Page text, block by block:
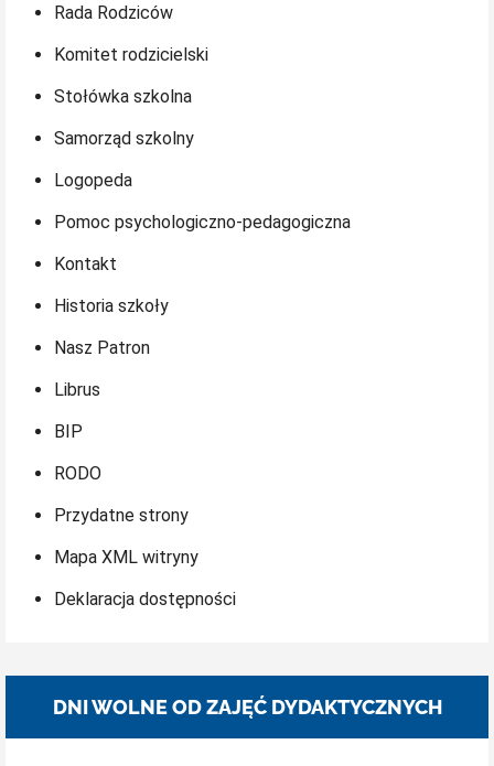
Rada Rodziców
Komitet rodzicielski
Stołówka szkolna
Samorząd szkolny
Logopeda
Pomoc psychologiczno-pedagogiczna
Kontakt
Historia szkoły
Nasz Patron
Librus
BIP
RODO
Przydatne strony
Mapa XML witryny
Deklaracja dostępności
DNI WOLNE OD ZAJĘĆ DYDAKTYCZNYCH